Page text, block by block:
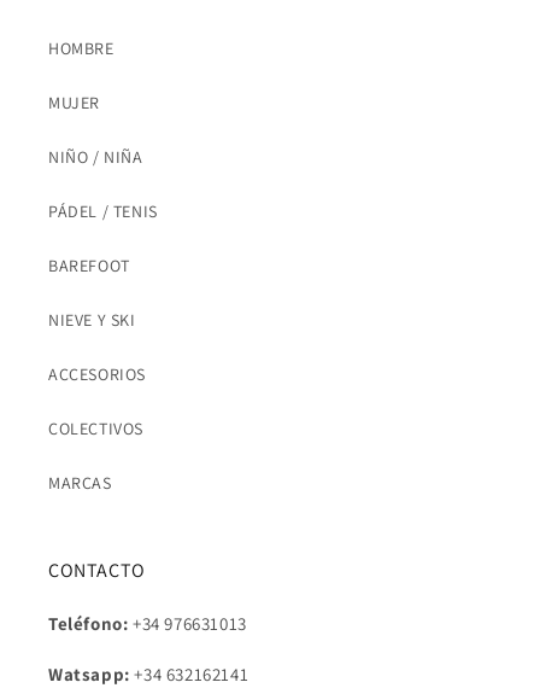
HOMBRE
MUJER
NIÑO / NIÑA
PÁDEL / TENIS
BAREFOOT
NIEVE Y SKI
ACCESORIOS
COLECTIVOS
MARCAS
CONTACTO
Teléfono: +34 976631013
Watsapp:+34 632162141